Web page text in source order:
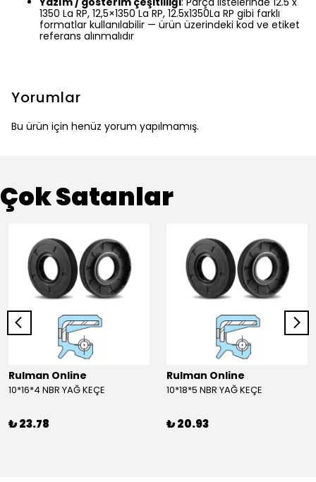
1350 La RP, 12,5×1350 La RP, 12.5x1350La RP gibi farklı
formatlar kullanılabilir — ürün üzerindeki kod ve etiket
referans alınmalıdır
Yorumlar
Bu ürün için henüz yorum yapılmamış.
Çok Satanlar
Rulman Online
10*16*4 NBR YAĞ KEÇE
₺ 23.78
Rulman Online
10*18*5 NBR YAĞ KEÇE
₺ 20.93